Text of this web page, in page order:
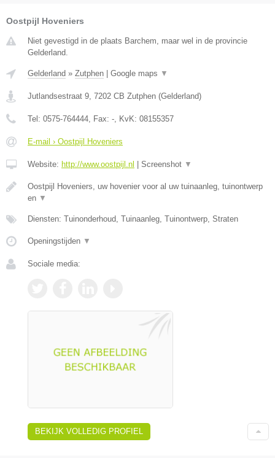
Oostpijl Hoveniers
Niet gevestigd in de plaats Barchem, maar wel in de provincie
Gelderland.
Gelderland » Zutphen Google maps ▼
Jutlandsestraat 9, 7202 CB Zutphen (Gelderland)
Tel: 0575-764444, Fax: -, KvK: 08155357
E-mail › Oostpijl Hoveniers
Website: http://www.oostpijl.nl Screenshot ▼
Oostpijl Hoveniers, uw hovenier voor al uw tuinaanleg, tuinontwerp
en ▼
Diensten: Tuinonderhoud, Tuinaanleg, Tuinontwerp, Straten
Openingstijden ▼
Sociale media:
BEKIJK VOLLEDIG PROFIEL